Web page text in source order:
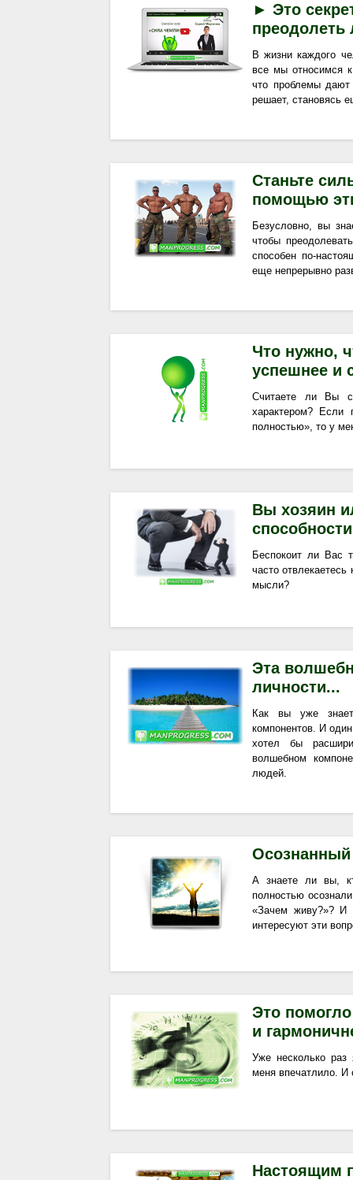
► Это
В жизни каждого
все мы относимся
что проблемы
решает, становясь
Станьте
помощью
Безусловно, вы
чтобы
способен по-
еще непрерывно
Что нужно,
успешнее и
Считаете ли Вы
характером?
полностью», то у
Вы хозяин
Беспокоит ли Вас
часто
мысли?
Эта
личности...
Как вы уже
компонентов. И
хотел бы
волшебном
людей.
А знаете ли вы,
полностью
«Зачем живу?»? И
интересуют эти
Это
и
Уже несколько раз
меня впечатлило. И
Настоящим